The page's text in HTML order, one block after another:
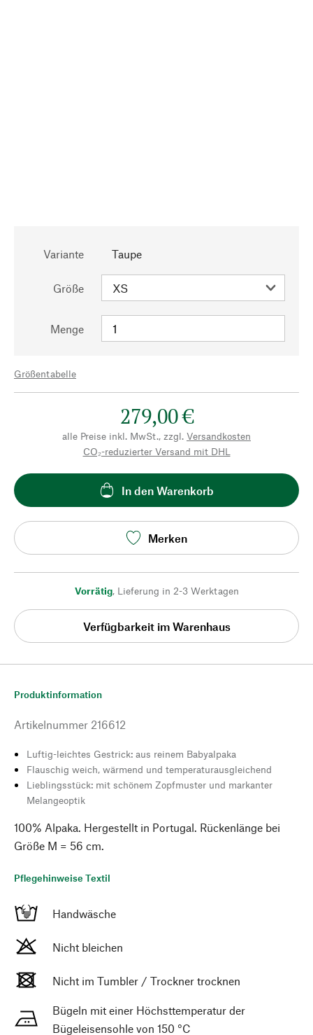
Variante Taupe
Größe
Menge
Größentabelle
279,00 €
alle Preise inkl. MwSt., zzgl. Versandkosten
CO₂-reduzierter Versand mit DHL
In den Warenkorb
Merken
Vorrätig, Lieferung in 2-3 Werktagen
Verfügbarkeit im Warenhaus
Produktinformation
Artikelnummer 216612
Luftig-leichtes Gestrick: aus reinem Babyalpaka
Flauschig weich, wärmend und temperaturausgleichend
Lieblingsstück: mit schönem Zopfmuster und markanter
Melangeoptik
100% Alpaka. Hergestellt in Portugal. Rückenlänge bei
Größe M = 56 cm.
Pflegehinweise Textil
Handwäsche
Nicht bleichen
Nicht im Tumbler / Trockner trocknen
Bügeln mit einer Höchsttemperatur der
Bügeleisensohle von 150 °C